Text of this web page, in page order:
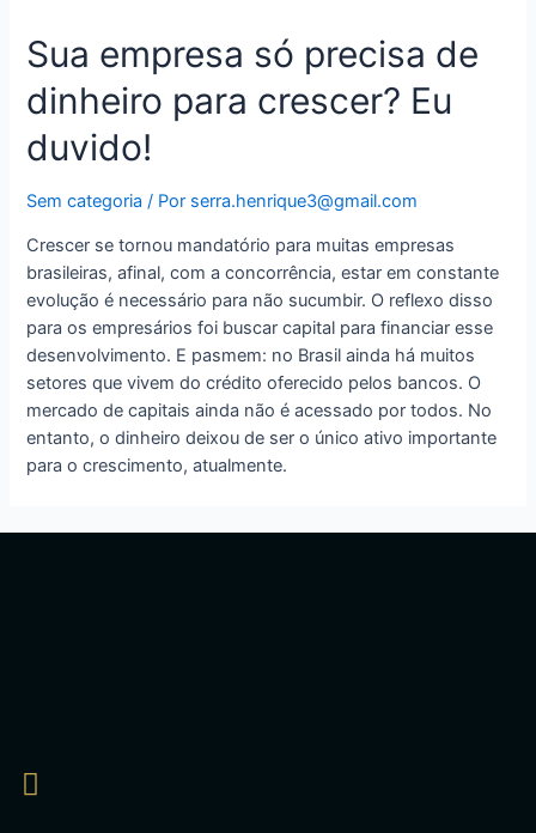
Sua empresa só precisa de
dinheiro para crescer? Eu
duvido!
Sem categoria / Por serra.henrique3@gmail.com
Crescer se tornou mandatório para muitas empresas
brasileiras, afinal, com a concorrência, estar em constante
evolução é necessário para não sucumbir. O reflexo disso
para os empresários foi buscar capital para financiar esse
desenvolvimento. E pasmem: no Brasil ainda há muitos
setores que vivem do crédito oferecido pelos bancos. O
mercado de capitais ainda não é acessado por todos. No
entanto, o dinheiro deixou de ser o único ativo importante
para o crescimento, atualmente.